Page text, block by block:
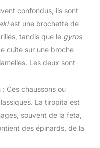
confondus, ils sont
est une brochette de
tandis que le gyros
cuite sur une broche
Les deux sont
: Ces chaussons ou
La tiropita est
souvent de la feta,
des épinards, de la